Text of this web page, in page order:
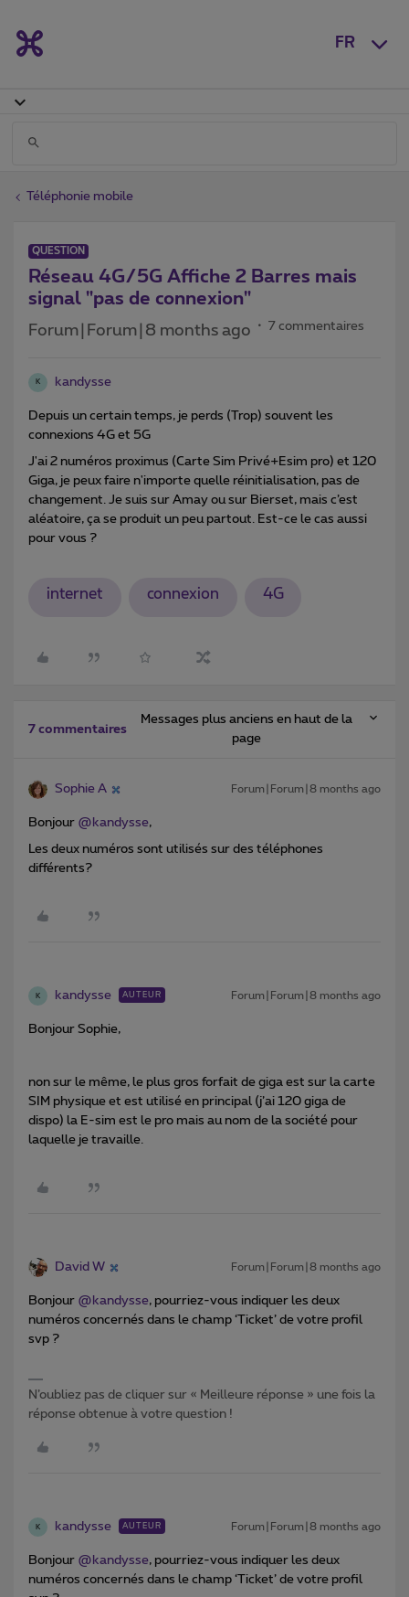
FR
Téléphonie mobile
QUESTION
Réseau 4G/5G Affiche 2 Barres mais
signal "pas de connexion"
Forum|Forum|8 months ago 7 commentaires
K kandysse
Depuis un certain temps, je perds (Trop) souvent les
connexions 4G et 5G
J'ai 2 numéros proximus (Carte Sim Privé+Esim pro) et 120
Giga, je peux faire n'importe quelle réinitialisation, pas de
changement. Je suis sur Amay ou sur Bierset, mais c’est
aléatoire, ça se produit un peu partout. Est-ce le cas aussi
pour vous ?
internet connexion 4G
7 commentaires
Messages plus anciens en haut de la
page
Sophie A Forum|Forum|8 months ago
Bonjour ​ @kandysse,
Les deux numéros sont utilisés sur des téléphones
différents?
K kandysse AUTEUR Forum|Forum|8 months ago
Bonjour Sophie,
non sur le même, le plus gros forfait de giga est sur la carte
SIM physique et est utilisé en principal (j’ai 120 giga de
dispo) la E-sim est le pro mais au nom de la société pour
laquelle je travaille.
David W Forum|Forum|8 months ago
Bonjour ​ @kandysse, pourriez-vous indiquer les deux
numéros concernés dans le champ ‘Ticket’ de votre profil
svp ?
N’oubliez pas de cliquer sur « Meilleure réponse » une fois la
réponse obtenue à votre question !
K kandysse AUTEUR Forum|Forum|8 months ago
Bonjour ​ @kandysse, pourriez-vous indiquer les deux
numéros concernés dans le champ ‘Ticket’ de votre profil